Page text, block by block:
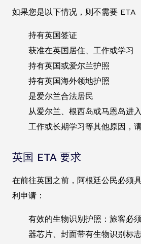
如果您是以下情况，则不需要 ETA
持有英国签证
获准在英国居住、工作或学习
持有英国或爱尔兰护照
持有英国海外领地护照
是爱尔兰合法居民
从爱尔兰、根西岛或马恩岛进
工作或长期学习等其他原因，请
英国 ETA 要求
在前往英国之前，阿根廷公民必须
利申请：
有效的生物识别护照：旅客必
器芯片、封面带有生物识别标志